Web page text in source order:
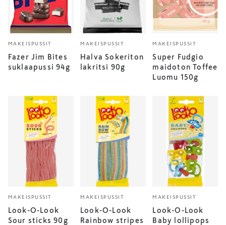
MAKEISPUSSIT
Fazer Jim Bites
suklaapussi 94g
MAKEISPUSSIT
Halva Sokeriton
lakritsi 90g
MAKEISPUSSIT
Super Fudgio
maidoton Toffee
Luomu 150g
MAKEISPUSSIT
Look-O-Look
Sour sticks 90g
MAKEISPUSSIT
Look-O-Look
Rainbow stripes
MAKEISPUSSIT
Look-O-Look
Baby lollipops